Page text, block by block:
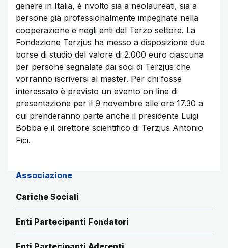
genere in Italia, è rivolto sia a neolaureati, sia a
persone già professionalmente impegnate nella
cooperazione e negli enti del Terzo settore. La
Fondazione Terzjus ha messo a disposizione due
borse di studio del valore di 2.000 euro ciascuna
per persone segnalate dai soci di Terzjus che
vorranno iscriversi al master. Per chi fosse
interessato è previsto un evento on line di
presentazione per il 9 novembre alle ore 17.30 a
cui prenderanno parte anche il presidente Luigi
Bobba e il direttore scientifico di Terzjus Antonio
Fici.
Associazione
Cariche Sociali
Enti Partecipanti Fondatori